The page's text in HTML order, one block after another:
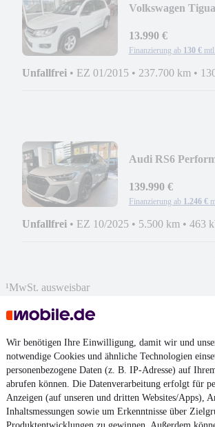
Wir benötigen Ihre Einwilligung, damit wir und
notwendige Cookies und ähnliche Technologien
personenbezogene Daten (z. B. IP-Adresse) auf
abrufen können. Die Datenverarbeitung erfolgt für
Anzeigen (auf unseren und dritten Websites/Apps),
Inhaltsmessungen sowie um Erkenntnisse über
Volkswagen
13.990 €
Finanzierung ab 130 € mtl.
Unfallfrei • EZ 01/2015 • 237.700 km •
Audi RS6
139.990 €
Finanzierung ab 1.246 €
Unfallfrei • EZ 10/2025 • 5.500 km • 463
¹MwSt. ausweisbar
4.6 Sterne
Nutze mobile.de schnell und einfach